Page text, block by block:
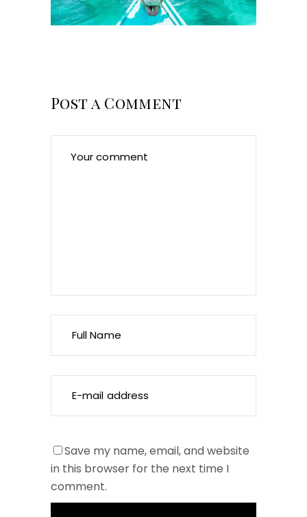
Post a Comment
Save my name, email, and website
in this browser for the next time I
comment.